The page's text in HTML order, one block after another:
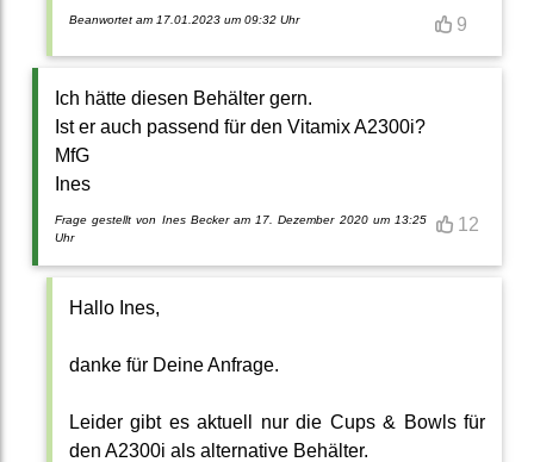
Beanwortet am 17.01.2023 um 09:32 Uhr 9
Ich hätte diesen Behälter gern.
Ist er auch passend für den Vitamix A2300i?
MfG
Ines
Frage gestellt von Ines Becker am 17. Dezember 2020 um 13:25
Uhr
12
Hallo Ines,
danke für Deine Anfrage.
Leider gibt es aktuell nur die Cups & Bowls für
den A2300i als alternative Behälter.